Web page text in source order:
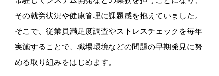
その就労状況や健康管理に課題感を抱えていました。
そこで、従業員満足度調査やストレスチェックを毎年
実施することで、職場環境などの問題の早期発見に努
める取り組みをはじめます。